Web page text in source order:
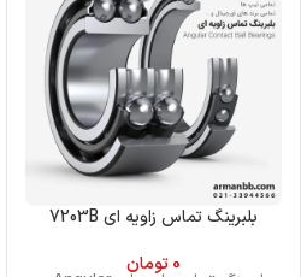
بلبرینگ تماس زاویه ای 7203B
0تومان